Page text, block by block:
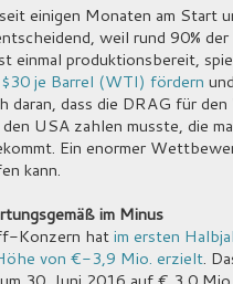
einigen Monaten am Start
weil rund 90%
einmal produktionsbereit,
je Barrel (WTI) fördern
daran, dass die DRAG für
USA zahlen musste, die
Ein enormer
kann.
im Minus
Konzern hatim ersten
von €-3,9 Mio. erzielt.